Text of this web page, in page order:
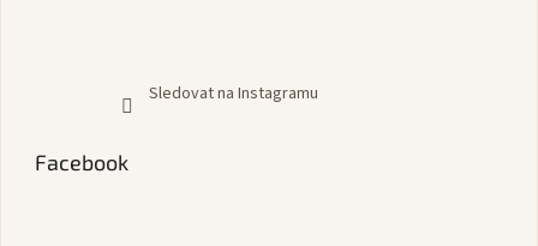
Sledovat na Instagramu
Facebook